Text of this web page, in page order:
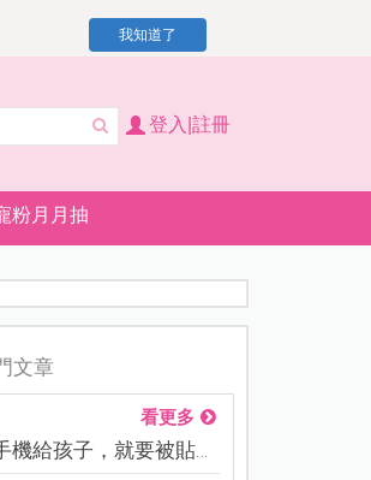
我知道了
登入|註冊
粉月月抽
文章
看更多
給孩子，就要被貼「...